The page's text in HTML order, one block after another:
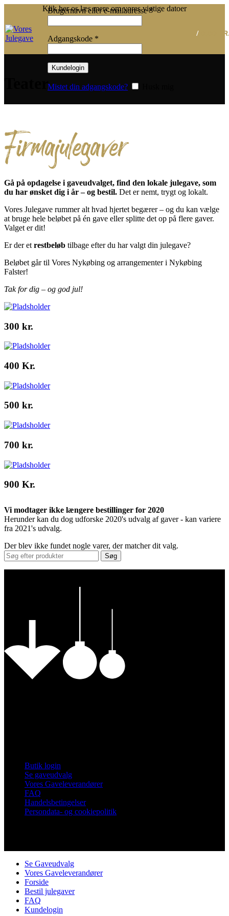
Klik her os læs mere om vores vigtige datoer
Brugernavn eller e-mailadresse*Påkrævet
Adgangskode *
Kundelogin
Mistet din adgangskode?
/
Teater
Firmajulegaver
Gå på opdagelse i gaveudvalget, find den lokale julegave, som
du har ønsket dig i år – og bestil. Det er nemt, trygt og lokalt.
Vores Julegave rummer alt hvad hjertet begærer – og du kan vælge
at bruge hele beløbet på én gave eller splitte det op på flere gaver.
Valget er dit!
Er der et restbeløb tilbage efter du har valgt din julegave?
Beløbet går til Vores Nykøbing og arrangementer i Nykøbing
Falster!
Tak for dig – og god jul!
300 kr.
400 Kr.
500 kr.
700 kr.
900 Kr.
Vi modtager ikke længere bestillinger for 2020
Herunder kan du dog udforske 2020's udvalg af gaver - kan variere
fra 2021's udvalg.
Der blev ikke fundet nogle varer, der matcher dit valg.
Søg
Butik login
Se gaveudvalg
Vores Gaveleverandører
FAQ
Handelsbetingelser
Persondata- og cookiepolitik
Se Gaveudvalg
Vores Gaveleverandører
Forside
Bestil julegaver
FAQ
Kundelogin